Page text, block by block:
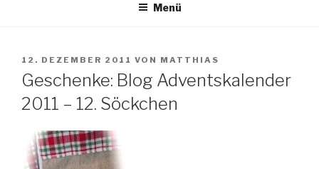
Menü
VERÖFFENTLICHT
AM
12. DEZEMBER 2011 VON MATTHIAS
Geschenke: Blog Adventskalender
2011 – 12. Söckchen